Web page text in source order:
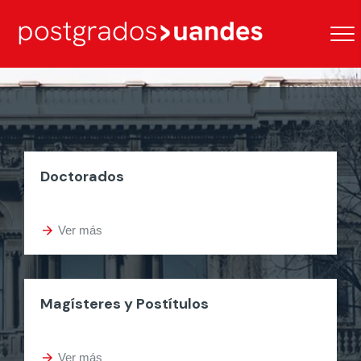
Doctorados
arrow_forward Ver más
Magísteres y Postítulos
Ver más